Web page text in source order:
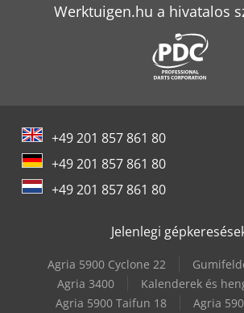
Mercedes-Benz V
Scherer Feinbau Vdz 220 / Ds
Tec Rotec
Volvo Fh 400
Werktuigen.hu a hivatalos
+49 201 857 861 80
+49 201 857 861 80
+49 201 857 861 80
Jelenlegi
Agria 5900 Cyclone 22
Agria 3400
Kalenderek és
Agria 5900 Taifun 18
Agria